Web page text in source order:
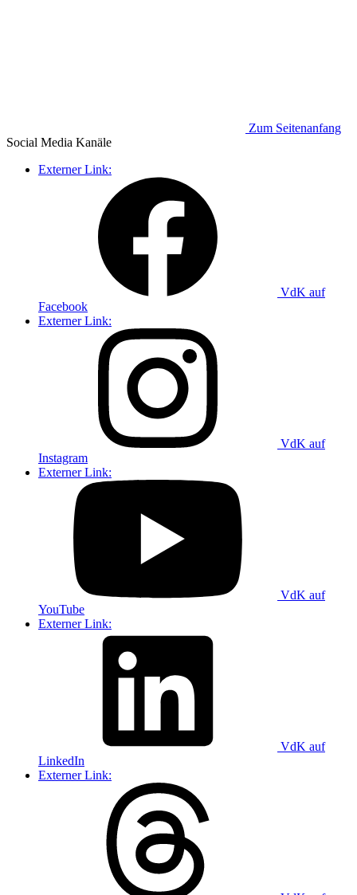
Zum Seitenanfang
Social Media Kanäle
Externer Link:
VdK auf
Facebook
Externer Link:
VdK auf
Instagram
Externer Link:
VdK auf
YouTube
Externer Link:
VdK auf
LinkedIn
Externer Link: